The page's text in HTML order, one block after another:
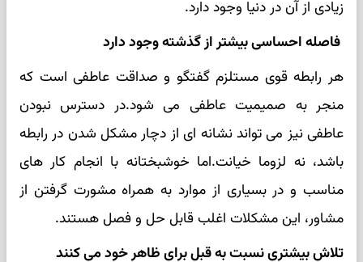
زیادی از آن در دنیا وجود دارد.
فاصله احساسی بیشتر از گذشته وجود دارد
هر رابطه قوی مستلزم گفتگو و صداقت عاطفی است که
منجر به صمیمیت عاطفی می شود.در دسترس نبودن
عاطفی نیز می تواند نشانه ای از دچار مشکل شدن در رابطه
باشد، نه لزوما خیانت.اما خوشبختانه با انجام کار های
مناسب و در بسیاری از موارد به همراه مشورت گرفتن از
مشاور، این مشکلات اغلب قابل حل و فصل هستند.
تلاش بیشتری نسبت به قبل برای ظاهر خود می کنند